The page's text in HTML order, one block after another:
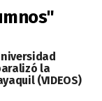
la
(VIDEOS)